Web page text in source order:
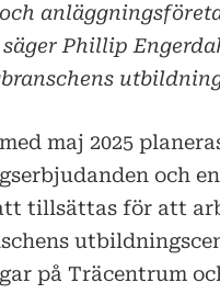
Phillip
maj 2025
och
tillsättas för att
på Träcentrum